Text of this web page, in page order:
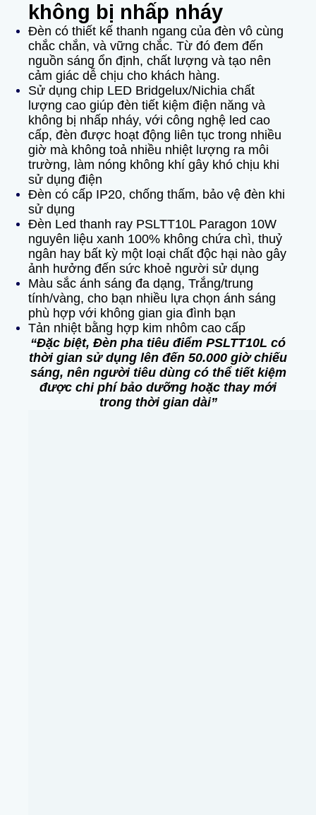
không bị nhấp nháy
Đèn có thiết kế thanh ngang của đèn vô cùng
chắc chắn, và vững chắc. Từ đó đem đến
nguồn sáng ổn định, chất lượng và tạo nên
cảm giác dễ chịu cho khách hàng.
Sử dụng chip LED Bridgelux/Nichia chất
lượng cao giúp đèn tiết kiệm điện năng và
không bị nhấp nháy, với công nghệ led cao
cấp, đèn được hoạt động liên tục trong nhiều
giờ mà không toả nhiều nhiệt lượng ra môi
trường, làm nóng không khí gây khó chịu khi
sử dụng điện
Đèn có cấp IP20, chống thấm, bảo vệ đèn khi
sử dụng
Đèn Led thanh ray PSLTT10L Paragon 10W
nguyên liệu xanh 100% không chứa chì, thuỷ
ngân hay bất kỳ một loại chất độc hại nào gây
ảnh hưởng đến sức khoẻ người sử dụng
Màu sắc ánh sáng đa dạng, Trắng/trung
tính/vàng, cho bạn nhiều lựa chọn ánh sáng
phù hợp với không gian gia đình bạn
Tản nhiệt bằng hợp kim nhôm cao cấp
“Đặc biệt, Đèn pha tiêu điểm PSLTT10L có
thời gian sử dụng lên đến 50.000 giờ chiếu
sáng, nên người tiêu dùng có thể tiết kiệm
được chi phí bảo dưỡng hoặc thay mới
trong thời gian dài”